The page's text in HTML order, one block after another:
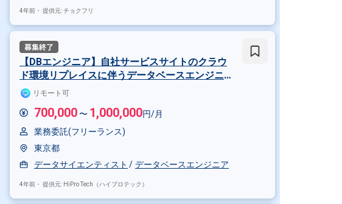
4年前・ 提供元: チョクフリ
【DBエンジニア】自社サービスサイトのクラウ
ド環境リプレイスに伴うデータベースエンジニ
ア
リモート可
700,000 〜 1,000,000円/月
業務委託(フリーランス)
東京都
データサイエンティスト
データベースエンジニア
4年前・ 提供元: HiPro Tech（ハイプロテック）